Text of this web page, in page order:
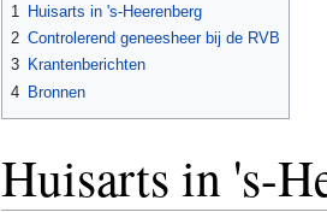
1
Huisarts in 's-Heerenberg
2 Controlerend geneesheer bij de RVB
3 Krantenberichten
4 Bronnen
Huisarts in 's-